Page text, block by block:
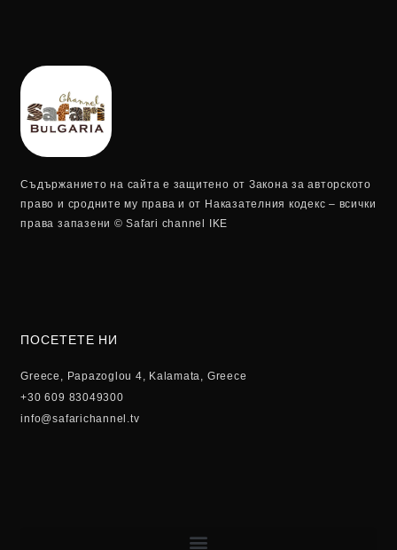
Съдържанието на сайта е защитено от Закона за авторското
право и сродните му права и от Наказателния кодекс – всички
права запазени © Safari channel IKE
ПОСЕТЕТЕ НИ
Greece, Papazoglou 4, Kalamata, Greece
+30 609 83049300
info@safarichannel.tv